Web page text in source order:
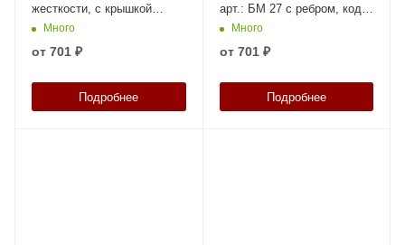
жесткости, с крышкой
берикап 57мм, арт.: БМ 27
с ребром, код: 23792
Много
от 701 ₽
Подробнее
арт.: БМ 27 с ребром, код:
23791
Много
от 701 ₽
Подробнее